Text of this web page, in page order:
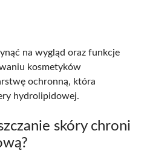
na wygląd oraz funkcje
kosmetyków
ochronną, która
hydrolipidowej.
skóry chroni